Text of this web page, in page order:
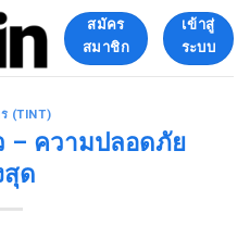
สมัคร
สมาชิก
เข้าสู่
ระบบ
(TINT)
– ความปลอดภัย
สุด